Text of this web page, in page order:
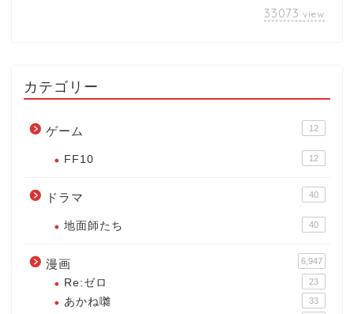
33073 view
カテゴリー
ゲーム 12
FF10 12
ドラマ 40
地面師たち 40
漫画 6,947
Re:ゼロ 23
あかね囃 33